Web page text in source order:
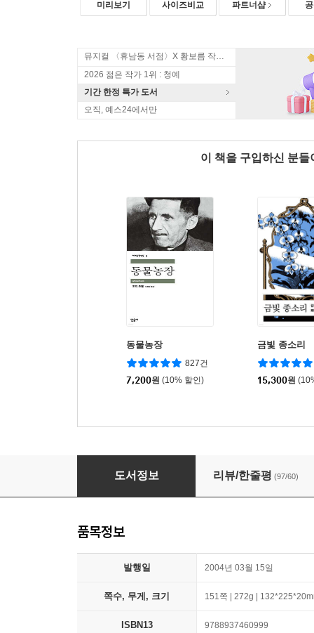
미리보기 사이즈비교 파트너샵
2026 젊은 작가 1위 : 청예
기간 한정 특가 도서
오직, 예스24에서만
이 책을 구입하신 분
동물농장
827건
7,200원 (10% 할인)
금빛 종소리
15,300원
도서정보 리뷰/한줄평 (97/60)
품목정보
발행일 2004년 03월 15일
쪽수, 무게, 크기 151쪽 | 272g |
ISBN13 9788937460999